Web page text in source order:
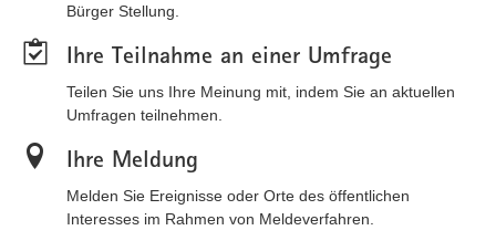
Bürger Stellung.
Ihre Teilnahme an einer Umfrage
Teilen Sie uns Ihre Meinung mit, indem Sie an aktuellen
Umfragen teilnehmen.
Ihre Meldung
Melden Sie Ereignisse oder Orte des öffentlichen
Interesses im Rahmen von Meldeverfahren.